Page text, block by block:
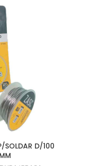
SOLDAR D/100